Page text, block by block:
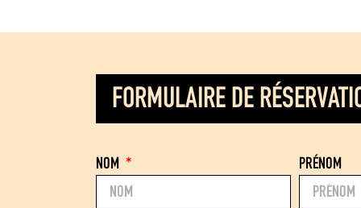
FORMULAIRE DE
NOM PRÉNOM